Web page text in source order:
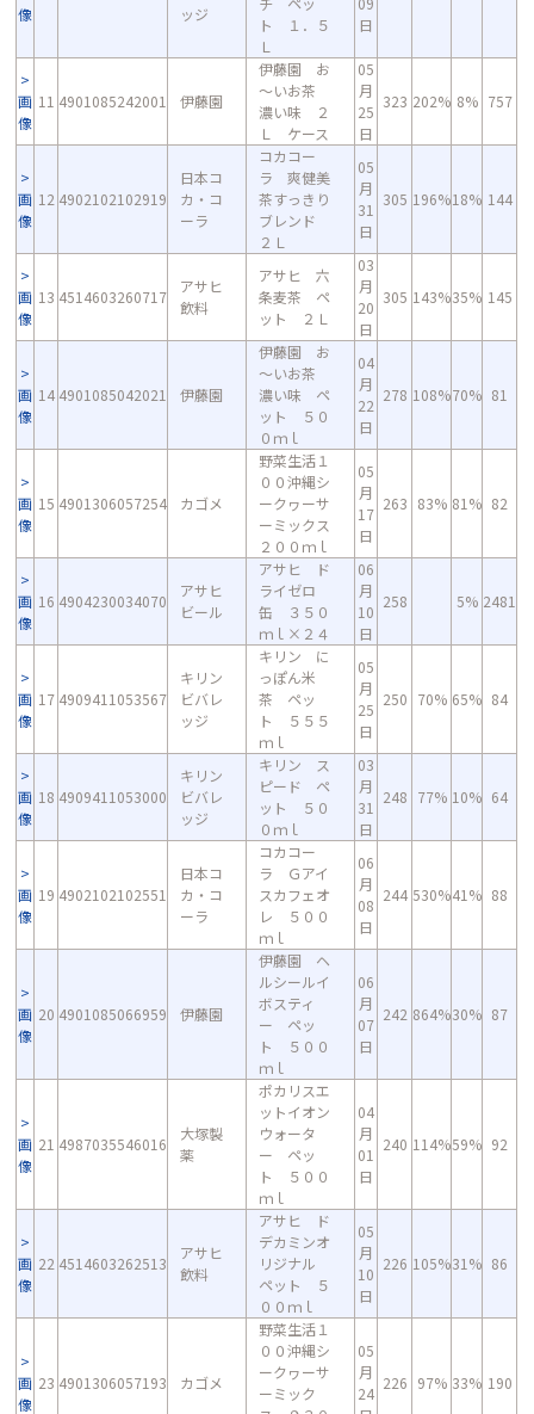
像
ッジ
ト １．５
Ｌ
日
画
像
11 4901085242001 伊藤園
伊藤園 お
～いお茶
濃い味 ２
Ｌ ケース
05
月
25
日
323 202% 8% 757
画
像
12 4902102102919
日本コ
カ・コ
ーラ
コカコー
ラ 爽健美
茶すっきり
ブレンド
２Ｌ
05
月
31
日
305 196%18% 144
画
像
13 4514603260717
アサヒ
飲料
アサヒ 六
条麦茶 ペ
ット ２Ｌ
03
月
20
日
305 143%35% 145
画
像
14 4901085042021 伊藤園
伊藤園 お
～いお茶
濃い味 ペ
ット ５０
０ｍｌ
04
月
22
日
278 108%70% 81
画
像
15 4901306057254 カゴメ
野菜生活１
００沖縄シ
ークヮーサ
ーミックス
２００ｍｌ
05
月
17
日
263 83% 81% 82
画
像
16 4904230034070
アサヒ
ビール
アサヒ ド
ライゼロ
缶 ３５０
ｍｌ×２４
06
月
10
日
258 5% 2481
画
像
17 4909411053567
キリン
ビバレ
ッジ
キリン に
っぽん米
茶 ペッ
ト ５５５
ｍｌ
05
月
25
日
250 70% 65% 84
画
像
18 4909411053000
キリン
ビバレ
ッジ
キリン ス
ピード ペ
ット ５０
０ｍｌ
03
月
31
日
248 77% 10% 64
画
像
19 4902102102551
日本コ
カ・コ
ーラ
コカコー
ラ Ｇアイ
スカフェオ
レ ５００
ｍｌ
06
月
08
日
244 530%41% 88
画
像
20 4901085066959 伊藤園
伊藤園 ヘ
ルシールイ
ボスティ
ー ペッ
ト ５００
ｍｌ
06
月
07
日
242 864%30% 87
画
像
21 4987035546016
大塚製
薬
ポカリスエ
ットイオン
ウォータ
ー ペッ
ト ５００
ｍｌ
04
月
01
日
240 114%59% 92
画
像
22 4514603262513
アサヒ
飲料
アサヒ ド
デカミンオ
リジナル
ペット ５
００ｍｌ
05
月
10
日
226 105%31% 86
画
像
23 4901306057193 カゴメ
野菜生活１
００沖縄シ
ークヮーサ
ーミック
05
月
24
226 97% 33% 190